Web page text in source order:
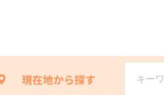
現在地から探す